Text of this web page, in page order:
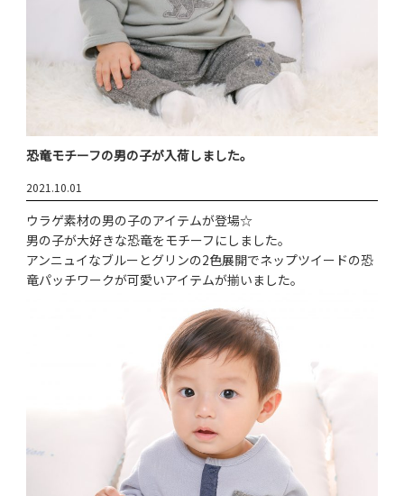
恐竜モチーフの男の子が入荷しました。
2021.10.01
ウラゲ素材の男の子のアイテムが登場☆
男の子が大好きな恐竜をモチーフにしました。
アンニュイなブルーとグリンの2色展開でネップツイードの恐
竜パッチワークが可愛いアイテムが揃いました。